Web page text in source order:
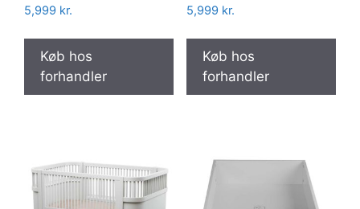
5,999 kr.
Køb hos
forhandler
5,999 kr.
Køb hos
forhandler